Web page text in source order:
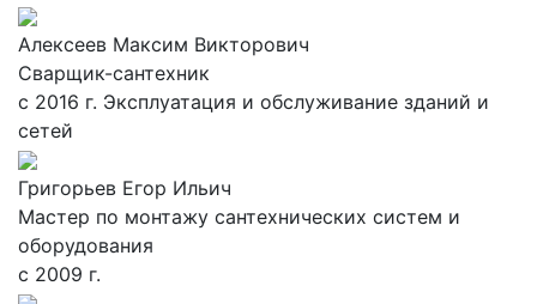
Алексеев Максим Викторович
Сварщик-сантехник
с 2016 г. Эксплуатация и обслуживание зданий и
сетей
Григорьев Егор Ильич
Мастер по монтажу сантехнических систем и
оборудования
с 2009 г.